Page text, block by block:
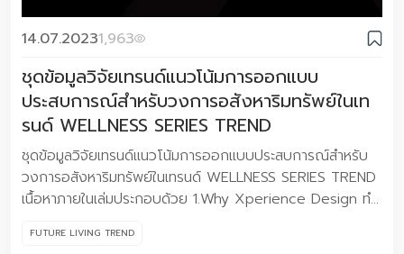
14.07.20231,963
ชุดข้อมูลวิจัยเทรนด์แนวโน้มการออกแบบ
ประสบการณ์สำหรับวงการอสังหาริมทรัพย์ในเท
รนด์ WELLNESS SERIES TREND
ชุดข้อมูลวิจัยเทรนด์แนวโน้มการออกแบบประสบการณ์สำหรับ
วงการอสังหาริมทรัพย์ในเทรนด์ WELLNESS SERIES TREND
เนื้อหาภายในเล่มประกอบด้วย 1.Why Xperience Design ทํา
2.Trend Research Methodology เราจัดทำชุดข้อมูลวิจัยเท
FUTURE LIVING TREND